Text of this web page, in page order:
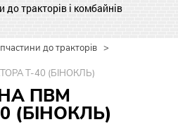
до тракторів і комбайнів
до тракторів >
Т-40 (БІНОКЛЬ)
ПВМ
(БІНОКЛЬ)